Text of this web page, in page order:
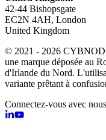
42-44 Bishopsgate
EC2N 4AH, London
United Kingdom
© 2021 - 2026
une marque déposée au
d'Irlande du Nord.
variante prêtant à
Connectez-vous avec nous